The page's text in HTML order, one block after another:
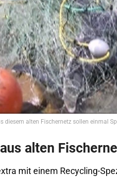
diesem alten Fischernetz sollen einmal
alten
extra mit einem